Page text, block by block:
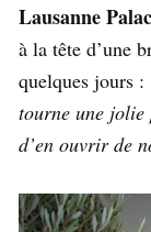
Lausanne
à la tête d’une
quelques jours :
tourne une jolie
d’en ouvrir de